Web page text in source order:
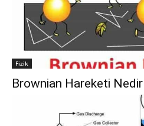
Fizik
Brownian Hareketi Nedir